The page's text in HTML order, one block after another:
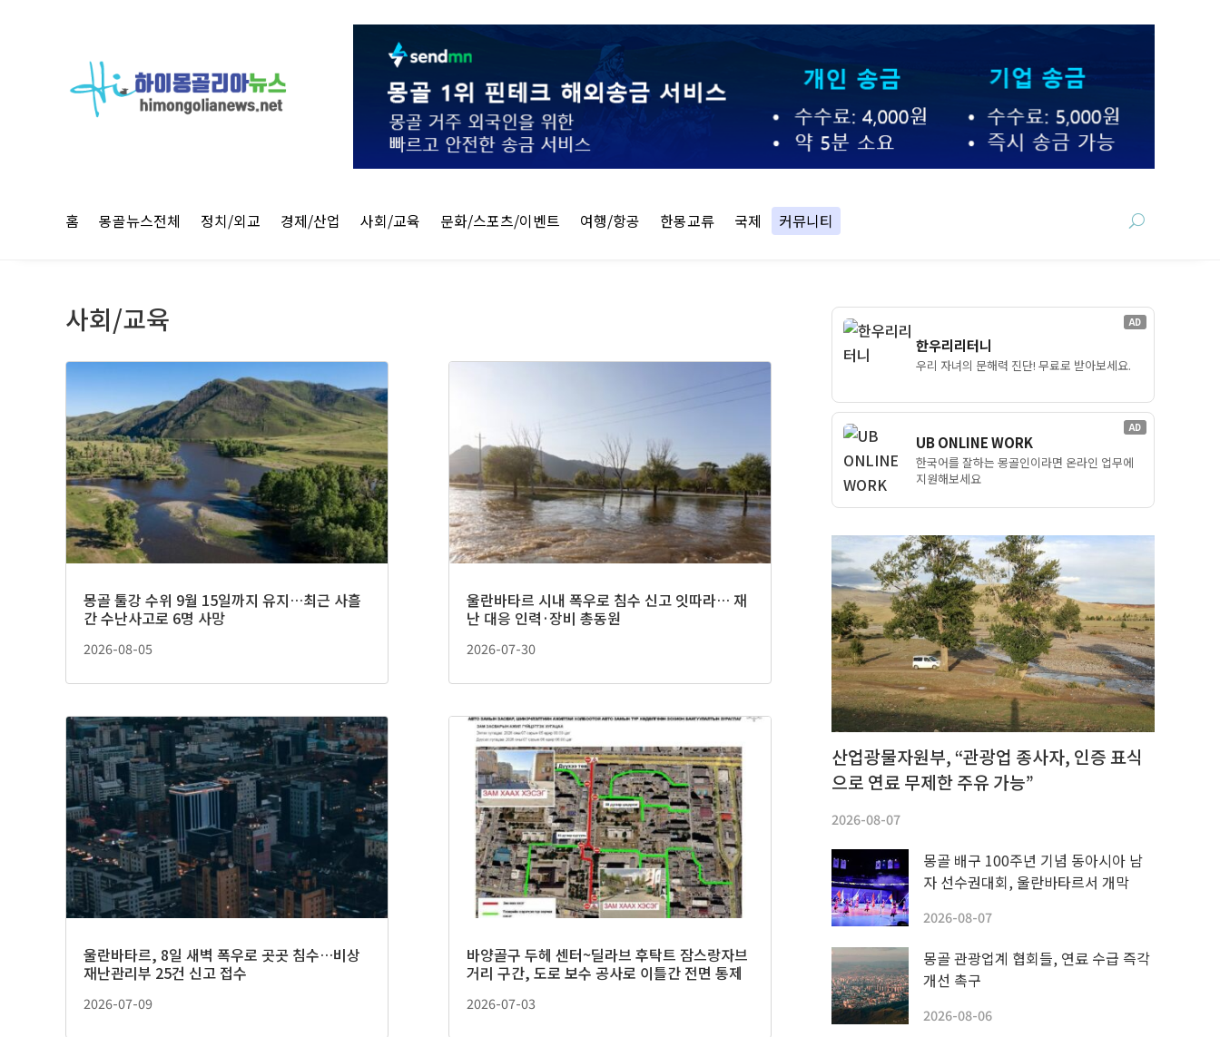
홈 몽골뉴스전체 정치/외교 경제/산업 사회/교육 문화/스포츠/이벤트 여행/항공 한몽교류 국제 커뮤니티
사회/교육
몽골 툴강 수위 9월 15일까지 유지…최근 사흘
간 수난사고로 6명 사망
2026-08-05
울란바타르, 8일 새벽 폭우로 곳곳 침수…비상
재난관리부 25건 신고 접수
2026-07-09
울란바타르 시내 폭우로 침수 신고 잇따라… 재
난 대응 인력·장비 총동원
2026-07-30
바양골구 두헤 센터~딜라브 후탁트 잠스랑자브
거리 구간, 도로 보수 공사로 이틀간 전면 통제
2026-07-03
AD
한우리리터니
우리 자녀의 문해력 진단! 무료로 받아보세요.
AD
UB ONLINE WORK
한국어를 잘하는 몽골인이라면 온라인 업무에
지원해보세요
산업광물자원부, “관광업 종사자, 인증 표식
으로 연료 무제한 주유 가능”
2026-08-07
몽골 배구 100주년 기념 동아시아 남
자 선수권대회, 울란바타르서 개막
2026-08-07
몽골 관광업계 협회들, 연료 수급 즉각
개선 촉구
2026-08-06